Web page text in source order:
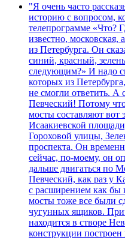
"Я очень часто
историю с вопросом,
телепрограмме «Что?
известно, московская,
из Петербурга. Он
синий, красный,
следующим?» И надо
которых из
не смогли ответить.
Певческий! Потому
мосты составляют вот
Исаакиевской
Гороховой улицы,
проспекта. Он
сейчас, по-моему, он
дальше двигаться по
Певческий, как раз у
с расширением как
мосты тоже все были
чугунных ящиков.
находится в створе
конструкции